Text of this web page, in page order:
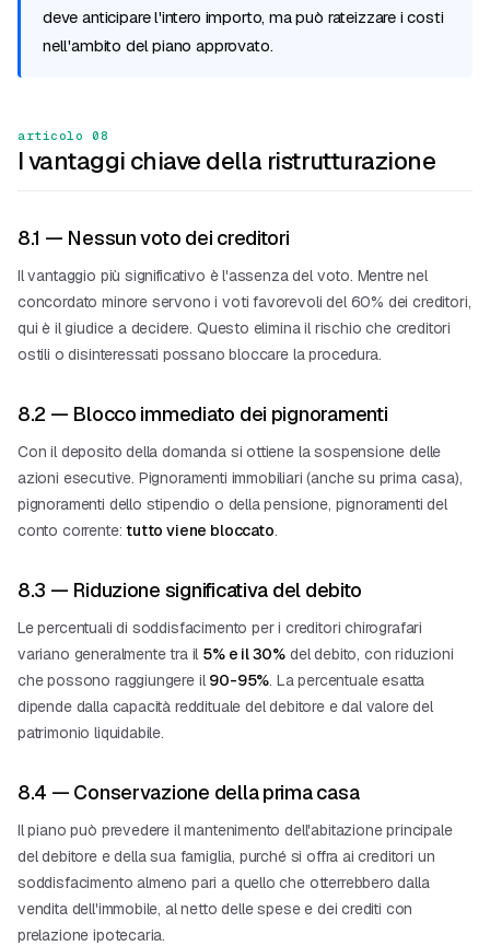
deve anticipare l'intero importo, ma può rateizzare i costi
nell'ambito del piano approvato.
articolo 08
I vantaggi chiave della ristrutturazione
8.1 — Nessun voto dei creditori
Il vantaggio più significativo è l'assenza del voto. Mentre nel
concordato minore servono i voti favorevoli del 60% dei creditori,
qui è il giudice a decidere. Questo elimina il rischio che creditori
ostili o disinteressati possano bloccare la procedura.
8.2 — Blocco immediato dei pignoramenti
Con il deposito della domanda si ottiene la sospensione delle
azioni esecutive. Pignoramenti immobiliari (anche su prima casa),
pignoramenti dello stipendio o della pensione, pignoramenti del
conto corrente:tutto viene bloccato.
8.3 — Riduzione significativa del debito
Le percentuali di soddisfacimento per i creditori chirografari
variano generalmente tra il 5% e il 30% del debito, con riduzioni
che possono raggiungere il90-95%. La percentuale esatta
dipende dalla capacità reddituale del debitore e dal valore del
patrimonio liquidabile.
8.4 — Conservazione della prima casa
Il piano può prevedere il mantenimento dell'abitazione principale
del debitore e della sua famiglia, purché si offra ai creditori un
soddisfacimento almeno pari a quello che otterrebbero dalla
vendita dell'immobile, al netto delle spese e dei crediti con
prelazione ipotecaria.